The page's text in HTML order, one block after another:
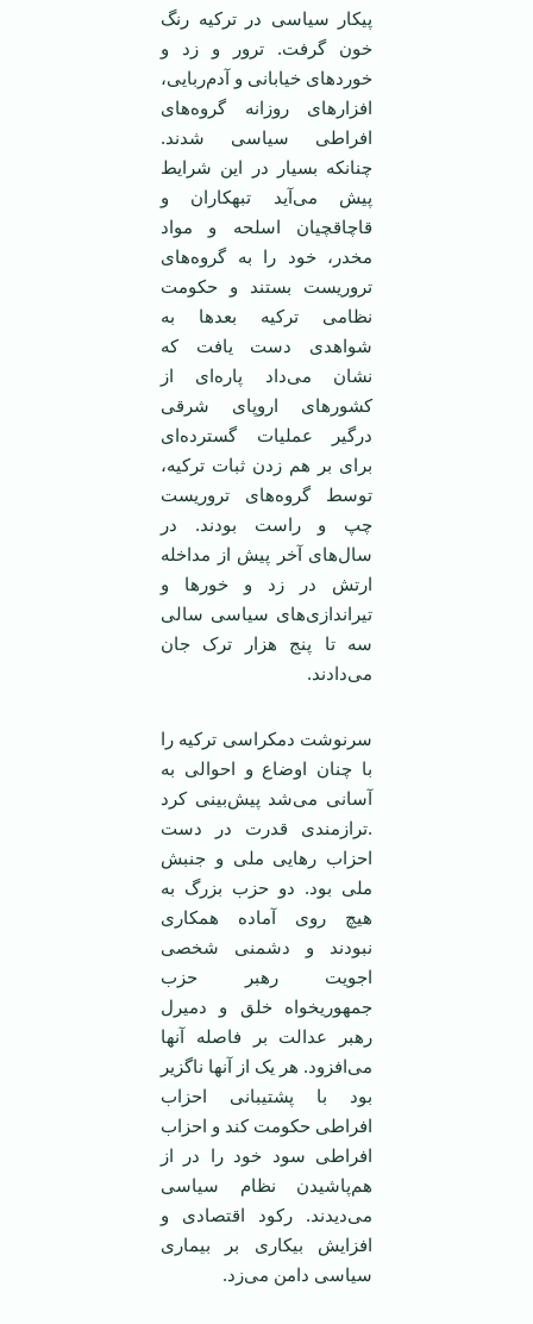
پیکار سیاسی در ترکیه رنگ
خون گرفت. ترور و زد و
خورد‌های خیابانی و آدم‌ربایی،
افزارهای روزانه گروه‌های
افراطی سیاسی شدند.
چنانکه بسیار در این شرایط
پیش می‌آید تبهکاران و
قاچاقچیان اسلحه و مواد
مخدر، خود را به گروه‌های
تروریست بستند و حکومت
نظامی ترکیه بعدها به
شواهدی دست یافت که
نشان می‌داد پاره‌ای از
کشورهای اروپای شرقی
درگیر عملیات گسترده‌ای
برای بر هم زدن ثبات ترکیه،
توسط گروه‌های تروریست
چپ و راست بودند. در
سال‌های آخر پیش از مداخله
ارتش در زد و خور‌ها و
تیراندازی‌های سیاسی سالی
سه تا پنج هزار ترک جان
می‌دادند.
سرنوشت دمکراسی ترکیه را
با چنان اوضاع و احوالی به
آسانی می‌شد پیش‌بینی کرد
.ترازمندی قدرت در دست
احزاب رهایی ملی و جنبش
ملی بود. دو حزب بزرگ به
هیچ روی آماده همکاری
نبودند و دشمنی شخصی
اجویت رهبر حزب
جمهوریخواه خلق و دمیرل
رهبر عدالت بر فاصله آنها
می‌افزود. هر یک از آنها ناگزیر
بود با پشتیبانی احزاب
افراطی حکومت کند و احزاب
افراطی سود خود را در از
هم‌پاشیدن نظام سیاسی
می‌دیدند. رکود اقتصادی و
افزایش بیکاری بر بیماری
سیاسی دامن می‌زد.